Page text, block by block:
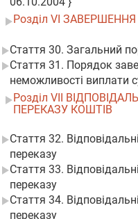
Розділ VI
Стаття 30. Загальний
Стаття 31. Порядок
неможливості виплати
Розділ VII
ПЕРЕКАЗУ КОШТІВ
Стаття 32.
переказу
Стаття 33.
переказу
Стаття 34.
переказу